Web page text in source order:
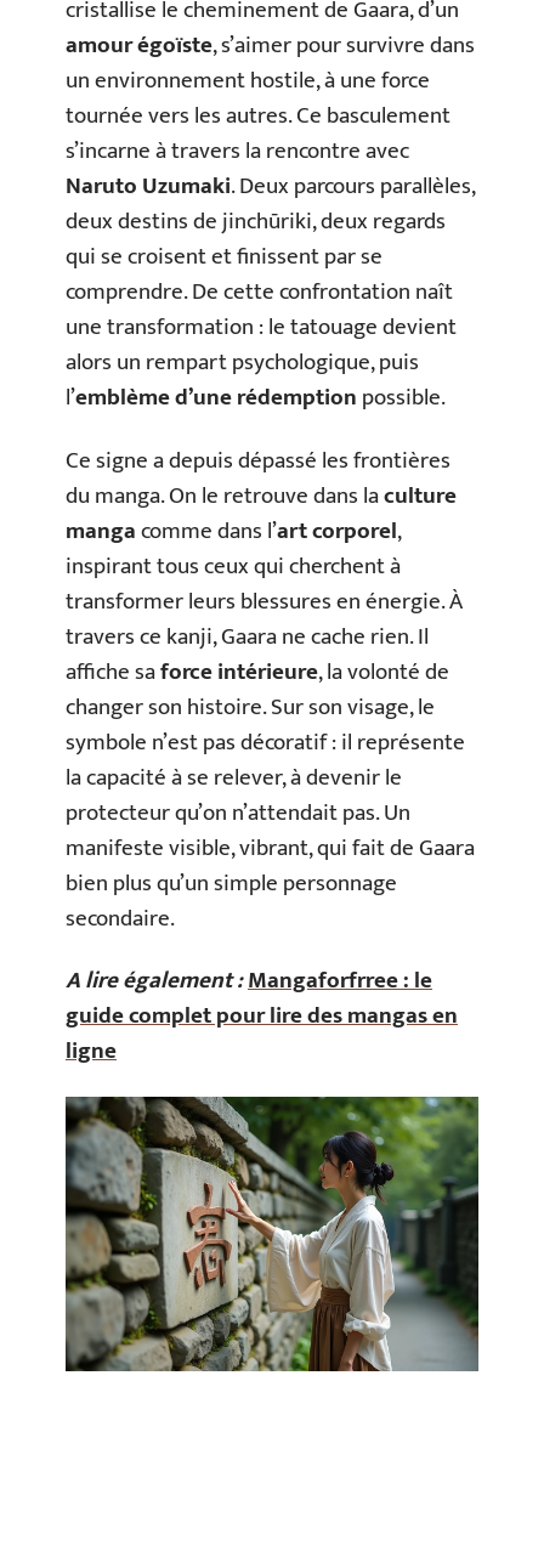
cristallise le cheminement de Gaara, d’un
amour égoïste, s’aimer pour survivre dans
un environnement hostile, à une force
tournée vers les autres. Ce basculement
s’incarne à travers la rencontre avec
Naruto Uzumaki. Deux parcours parallèles,
deux destins de jinchūriki, deux regards
qui se croisent et finissent par se
comprendre. De cette confrontation naît
une transformation : le tatouage devient
alors un rempart psychologique, puis
l’emblème d’une rédemptionpossible.
Ce signe a depuis dépassé les frontières
du manga. On le retrouve dans laculture
mangacomme dans l’art corporel,
inspirant tous ceux qui cherchent à
transformer leurs blessures en énergie. À
travers ce kanji, Gaara ne cache rien. Il
affiche saforce intérieure, la volonté de
changer son histoire. Sur son visage, le
symbole n’est pas décoratif : il représente
la capacité à se relever, à devenir le
protecteur qu’on n’attendait pas. Un
manifeste visible, vibrant, qui fait de Gaara
bien plus qu’un simple personnage
secondaire.
A lire également :Mangaforfrree : le
guide complet pour lire des mangas en
ligne